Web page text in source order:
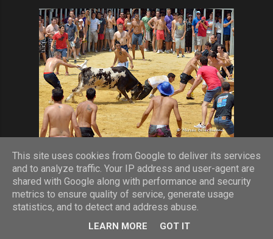
Iar la un moment dat am intrat si eu in arena, chiar daca
aparatul ma cam incurca sa iau curbele din scurt ; am tras
cateva cadre de aproape, dar poze cu mine in arena are Cristi,
prietenul din Norvegia, si nu le-am primit inca de la el.
This site uses cookies from Google to deliver its services
and to analyze traffic. Your IP address and user-agent are
shared with Google along with performance and security
metrics to ensure quality of service, generate usage
statistics, and to detect and address abuse.
LEARN MORE GOT IT